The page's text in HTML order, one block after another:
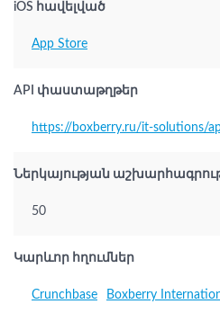
iOS հավելված
App Store
API փաստաթղթեր
https://boxberry.ru/it-solutions/
Ներկայության
50
Կարևոր հղումներ
Crunchbase Boxberry